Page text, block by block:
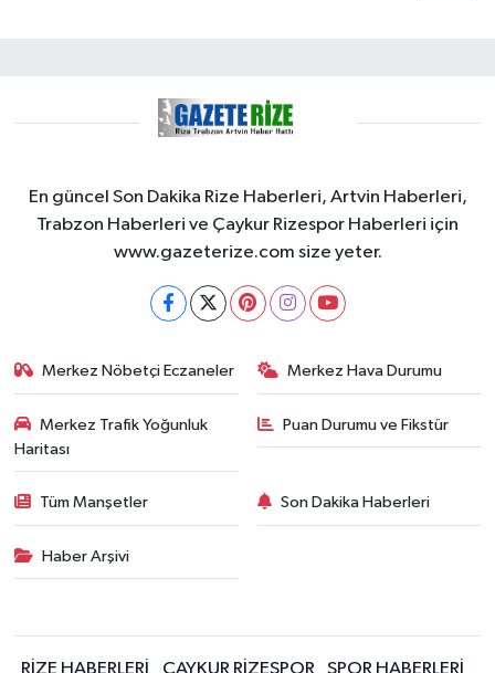
En güncel Son Dakika Rize Haberleri, Artvin Haberleri,
Trabzon Haberleri ve Çaykur Rizespor Haberleri için
www.gazeterize.com size yeter.
Merkez Nöbetçi Eczaneler Merkez Hava Durumu
Merkez Trafik Yoğunluk
Haritası
Puan Durumu ve Fikstür
Tüm Manşetler Son Dakika Haberleri
Haber Arşivi
RİZE HABERLERİ ÇAYKUR RİZESPOR SPOR HABERLERİ